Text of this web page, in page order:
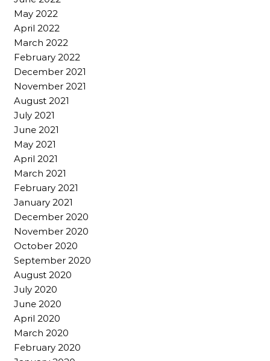
May 2022
April 2022
March 2022
February 2022
December 2021
November 2021
August 2021
July 2021
June 2021
May 2021
April 2021
March 2021
February 2021
January 2021
December 2020
November 2020
October 2020
September 2020
August 2020
July 2020
June 2020
April 2020
March 2020
February 2020